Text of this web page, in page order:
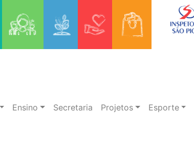
Ensino Secretaria Projetos Esporte